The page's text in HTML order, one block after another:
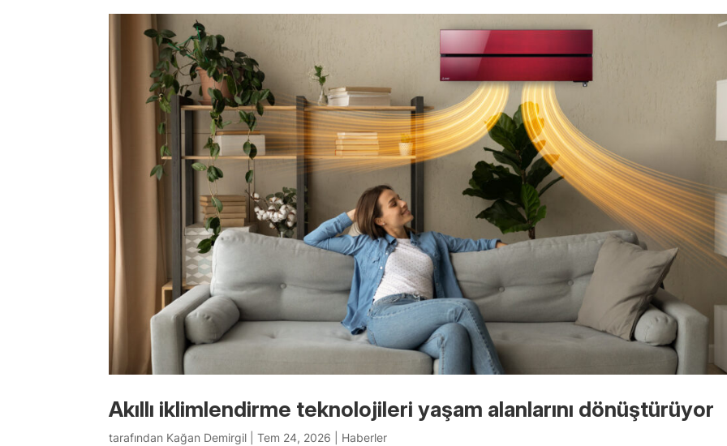
Akıllı iklimlendirme teknolojileri yaşam alanlarını dönüştürüyor
tarafından Kağan Demirgil |Tem 24, 2026 Haberler